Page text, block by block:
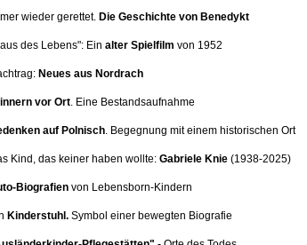
wieder gerettet. Die Geschichte von Benedykt
des Lebens": Ein alter Spielfilm von 1952
Neues aus Nordrach
vor Ort. Eine Bestandsaufnahme
auf Polnisch. Begegnung mit einem historischen Ort
Kind, das keiner haben wollte: Gabriele Knie (1938-2025)
Biografien von Lebensborn-Kindern
Kinderstuhl. Symbol einer bewegten Biografie